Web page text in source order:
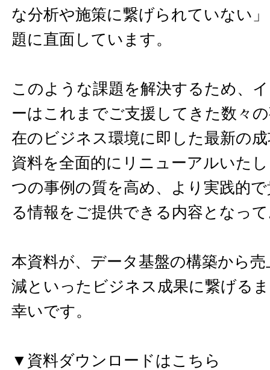
な分析や施策に繋げられていない
題に直面しています。
このような課題を解決するため、
ーはこれまでご支援してきた数々
在のビジネス環境に即した最新の
資料を全面的にリニューアルいた
つの事例の質を高め、より実践的
る情報をご提供できる内容となっ
本資料が、データ基盤の構築から
減といったビジネス成果に繋げる
幸いです。
▼資料ダウンロードはこちら